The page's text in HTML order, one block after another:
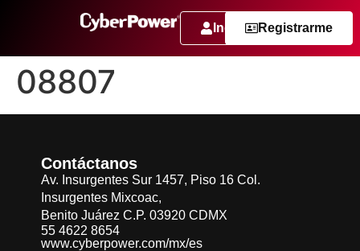
IngresarRegistrarme
08807
Contáctanos
Av. Insurgentes Sur 1457, Piso 16 Col.
Insurgentes Mixcoac,
Benito Juárez C.P. 03920 CDMX
55 4622 8654
www.cyberpower.com/mx/es